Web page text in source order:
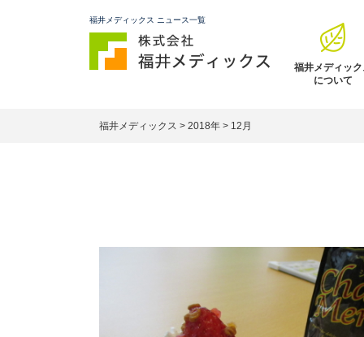
福井メディックス ニュース一覧
福井メディック
について
福井メディックス > 2018年 > 12月